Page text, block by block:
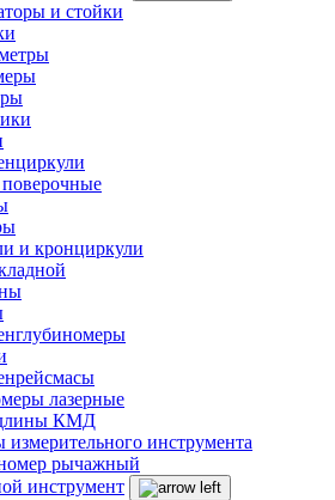
и стойки
и кронциркули
лазерные
КМД
инструмента
рычажный
инструмент